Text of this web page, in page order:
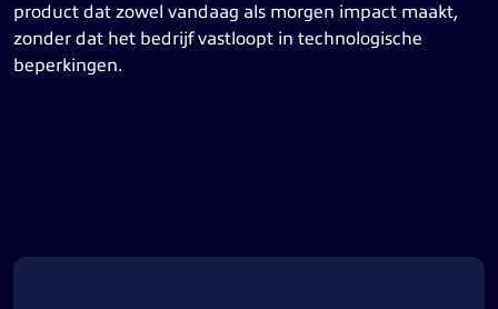
product dat zowel vandaag als morgen impact maakt,
zonder dat het bedrijf vastloopt in technologische
beperkingen.